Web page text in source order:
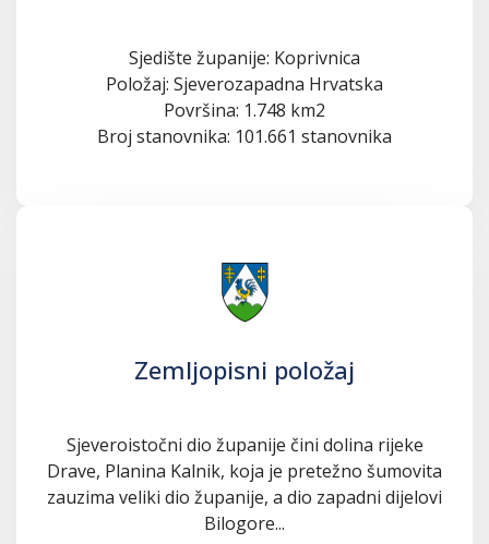
Sjedište županije: Koprivnica
Položaj: Sjeverozapadna Hrvatska
Površina: 1.748 km2
Broj stanovnika: 101.661 stanovnika
Zemljopisni položaj
Sjeveroistočni dio županije čini dolina rijeke
Drave, Planina Kalnik, koja je pretežno šumovita
zauzima veliki dio županije, a dio zapadni dijelovi
Bilogore...